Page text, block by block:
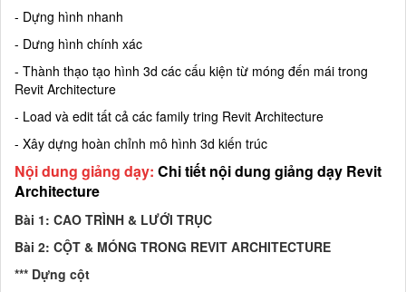
- Dựng hình nhanh
- Dưng hình chính xác
- Thành thạo tạo hình 3d các cấu kiện từ móng đến mái trong
Revit Architecture
- Load và edit tất cả các family tring Revit Architecture
- Xây dựng hoàn chỉnh mô hình 3d kiến trúc
Nội dung giảng dạy: Chi tiết nội dung giảng dạy Revit
Architecture
Bài 1: CAO TRÌNH & LƯỚI TRỤC
Bài 2: CỘT & MÓNG TRONG REVIT ARCHITECTURE
*** Dựng cột